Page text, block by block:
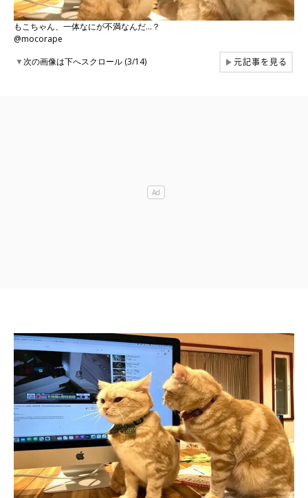
もこちゃん、一体なにが不満なんだ…？
@mocorape
▼次の画像は下へスクロール (3/14) ▶元記事を見る